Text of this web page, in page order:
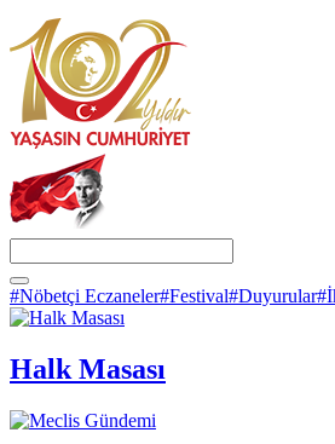
#Nöbetçi Eczaneler#Festival#Duyurular
Halk Masası